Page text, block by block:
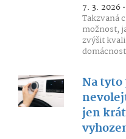
7. 3. 2026 •
Takzvaná
možnost,
zvýšit
Na tyto
jen